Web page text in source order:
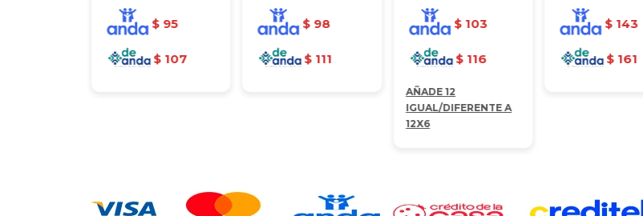
$ 95
$ 107
$ 98
$ 111
$ 103
$ 116
AÑADE 12
IGUAL/DIFERENTE A
12X6
$ 143
$ 161